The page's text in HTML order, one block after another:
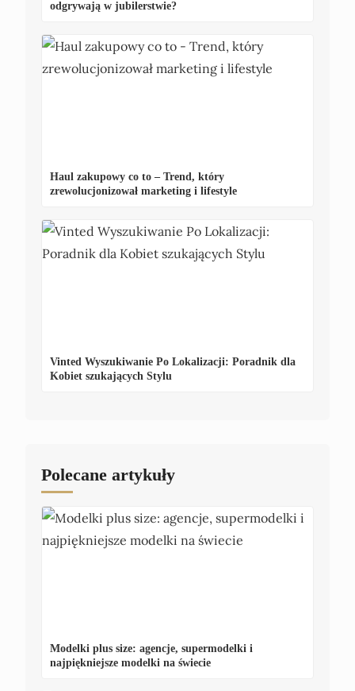
odgrywają w jubilerstwie?
Haul zakupowy co to – Trend, który
zrewolucjonizował marketing i lifestyle
Vinted Wyszukiwanie Po Lokalizacji: Poradnik dla
Kobiet szukających Stylu
Polecane artykuły
Modelki plus size: agencje, supermodelki i
najpiękniejsze modelki na świecie